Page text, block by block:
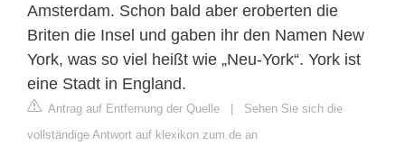
Amsterdam. Schon bald aber eroberten die
Briten die Insel und gaben ihr den Namen New
York, was so viel heißt wie „Neu-York“. York ist
eine Stadt in England.
Antrag auf Entfernung der Quelle | Sehen Sie sich die
vollständige Antwort auf klexikon.zum.de an